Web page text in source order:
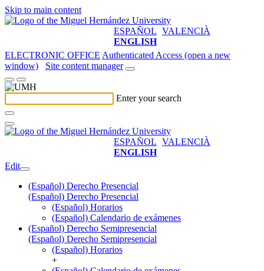
Skip to main content
ESPAÑOL VALENCIÀ
ENGLISH
ELECTRONIC OFFICE Authenticated Access (open a new
window)
Site content manager
Enter your search
ESPAÑOL VALENCIÀ
ENGLISH
Edit
(Español) Derecho Presencial
(Español) Derecho Presencial
(Español) Horarios
(Español) Calendario de exámenes
(Español) Derecho Semipresencial
(Español) Derecho Semipresencial
(Español) Horarios
+